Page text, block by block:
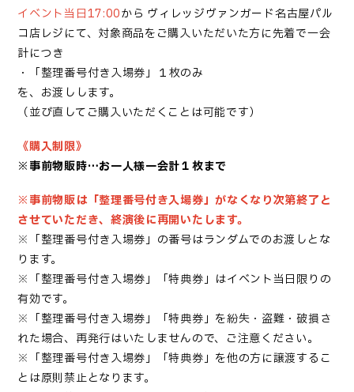
イベント当日17:00から ヴィレッジヴァンガード名古屋パル
コ店レジにて、対象商品をご購入いただいた方に先着で一会
計につき
・「整理番号付き入場券」１枚のみ
を、お渡しします。
（並び直してご購入いただくことは可能です）
《購入制限》
※事前物販時…お一人様一会計１枚まで
※事前物販は「整理番号付き入場券」がなくなり次第終了と
させていただき、終演後に再開いたします。
※「整理番号付き入場券」の番号はランダムでのお渡しとな
ります。
※「整理番号付き入場券」「特典券」はイベント当日限りの
有効です。
※「整理番号付き入場券」「特典券」を紛失・盗難・破損さ
れた場合、再発行はいたしませんので、ご注意ください。
※「整理番号付き入場券」「特典券」を他の方に譲渡するこ
とは原則禁止となります。